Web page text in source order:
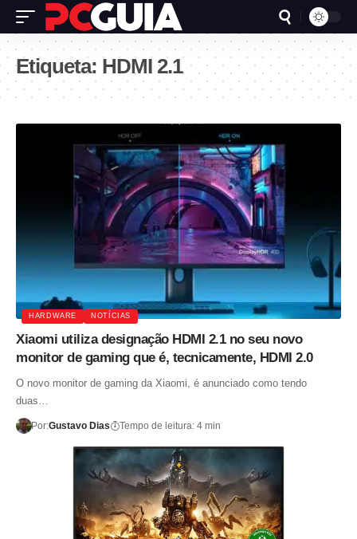
Etiqueta: HDMI 2.1
HARDWARE NOTÍCIAS
Xiaomi utiliza designação HDMI 2.1 no seu novo
monitor de gaming que é, tecnicamente, HDMI 2.0
O novo monitor de gaming da Xiaomi, é anunciado como tendo
duas…
Por:Gustavo Dias Tempo de leitura: 4 min